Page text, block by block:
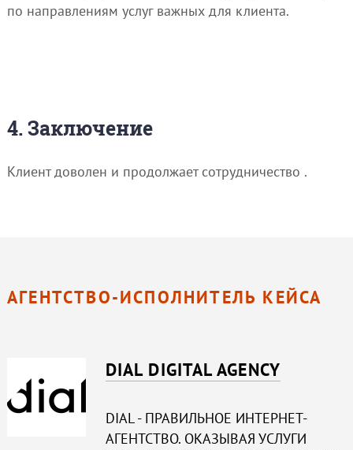
по направлениям услуг важных для клиента.
4. Заключение
Клиент доволен и продолжает сотрудничество .
АГЕНТСТВО-ИСПОЛНИТЕЛЬ КЕЙСА
DIAL DIGITAL AGENCY
DIAL - ПРАВИЛЬНОЕ ИНТЕРНЕТ-
АГЕНТСТВО. ОКАЗЫВАЯ УСЛУГИ